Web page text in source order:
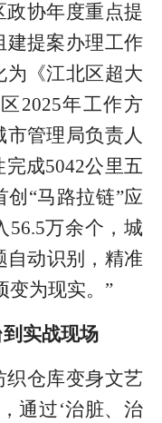
协年度重点提
建提案办理工作
为《江北区超大
2025年工作方
管理局负责人
成5042公里五
“马路拉链”应
56.5万余个，城
自动识别，精准
变为现实。”
实战现场
织仓库变身文艺
通过‘治脏、治